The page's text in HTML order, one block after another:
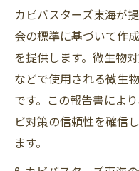
カビバスターズ東海が
会の標準に基づいて作
を提供します。微生物
などで使用される微生
です。この報告書によ
ビ対策の信頼性を確信
ます。